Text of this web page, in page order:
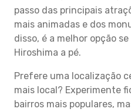
passo das principais
mais animadas e dos
disso, é a melhor opção
Hiroshima a pé.
Prefere uma localização
mais local? Experimente
bairros mais populares,